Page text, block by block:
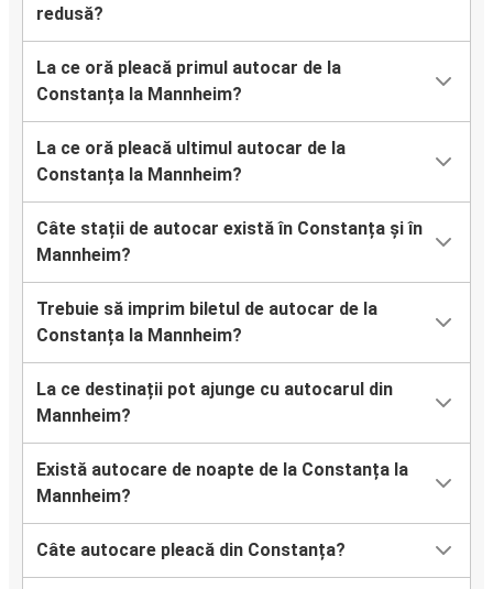
redusă?
La ce oră pleacă primul autocar de la
Constanța la Mannheim?
La ce oră pleacă ultimul autocar de la
Constanța la Mannheim?
Câte stații de autocar există în Constanța și în
Mannheim?
Trebuie să imprim biletul de autocar de la
Constanța la Mannheim?
La ce destinații pot ajunge cu autocarul din
Mannheim?
Există autocare de noapte de la Constanța la
Mannheim?
Câte autocare pleacă din Constanța?